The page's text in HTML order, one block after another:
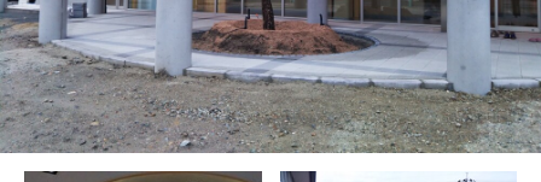
写真を拡大する